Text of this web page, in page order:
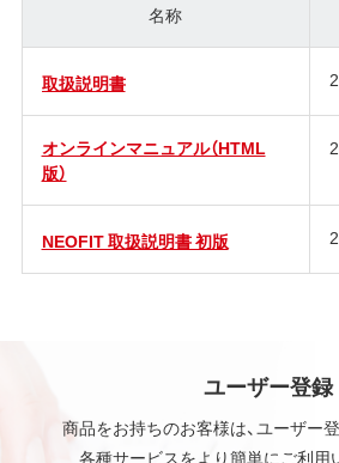
名称
取扱説明書
オンラインマニュアル（HTML
版）
NEOFIT 取扱説明書 初版
ユーザー登録
商品をお持ちのお客様は、ユーザー
各種サービスをより簡単にご利用